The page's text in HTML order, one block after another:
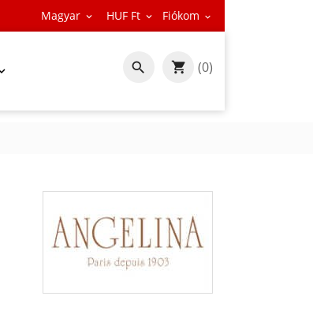
Magyar  HUF Ft  Fiókom 
 (0)